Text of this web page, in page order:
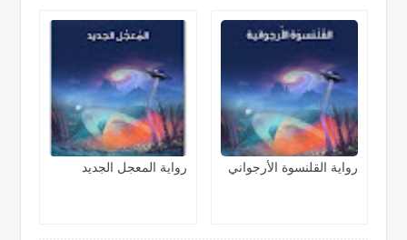
رواية القلنسوة الأرجواني رواية المعجل الجديد